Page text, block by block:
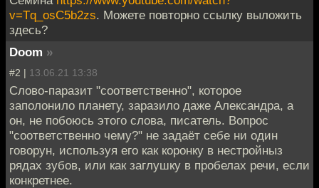
v=Tq_osC5b2zs. Можете повторно ссылку выложить
здесь?
Doom »
#2 | 13.06.21 13:38
Слово-паразит "соответственно", которое
заполонило планету, заразило даже Александра, а
он, не побоюсь этого слова, писатель. Вопрос
"соответственно чему?" не задаёт себе ни один
говорун, используя его как коронку в нестройныз
рядах зубов, или как заглушку в пробелах речи, если
конкретнее.